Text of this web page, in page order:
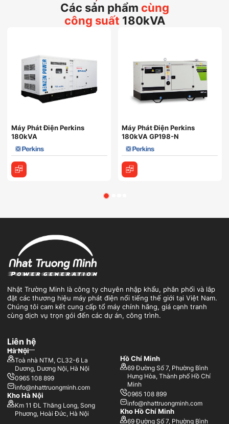
Các sản phẩm cùng
công suất 180kVA
Máy Phát Điện Perkins
180kVA
Máy Phát Điện Perkins
180kVA GP198-N
Nhật Trường Minh là công ty chuyên nhập khẩu, phân phối và lắp
đặt các thương hiệu máy phát điện nổi tiếng thế giới tại Việt Nam.
Chúng tôi cam kết cung cấp tổ máy chính hãng, giá cạnh tranh
cùng dịch vụ trọn gói đến các dự án, công trình.
Liên hệ
Hà Nội
Toà nhà NTM, CL32-6 La
Dương, Dương Nội, Hà Nội
0965 108 899
info@nhattruongminh.com
Kho Hà Nội
Km 11 ĐL Thăng Long, Song
Phương, Hoài Đức, Hà Nội
Hồ Chí Minh
69 Đường Số 7, Phường Bình
Hưng Hòa, Thành phố Hồ Chí
Minh
0965 108 899
info@nhattruongminh.com
Kho Hồ Chí Minh
69 Đường Số 7, Phường Bình